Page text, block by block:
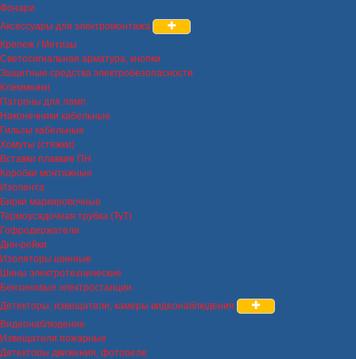
Фонари
Аксессуары для электромонтажа
Крепеж / Метизы
Светосигнальная арматура, кнопки
Защитные средства электробезопасности
Клеммники
Патроны для ламп
Наконечники кабельные
Гильзы кабельные
Хомуты (стяжки)
Вставки плавкие ПН
Коробки монтажные
Изолента
Бирки маркировочные
Термоусадочная трубка (ТуТ)
Гофродержатели
Дин-рейки
Изоляторы шинные
Шины электротехнические
Бензиновые электростанции
Детекторы, извещатели, камеры видеонаблюдения
Видеонаблюдение
Извещатели пожарные
Детекторы движения, фотореле